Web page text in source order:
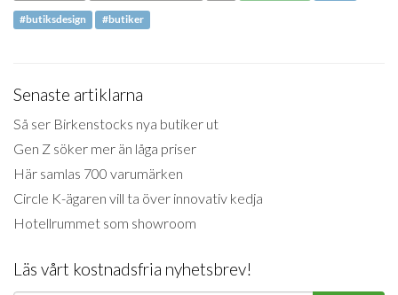
#butiksdesign #butiker
Senaste artiklarna
Så ser Birkenstocks nya butiker ut
Gen Z söker mer än låga priser
Här samlas 700 varumärken
Circle K-ägaren vill ta över innovativ kedja
Hotellrummet som showroom
Läs vårt kostnadsfria nyhetsbrev!